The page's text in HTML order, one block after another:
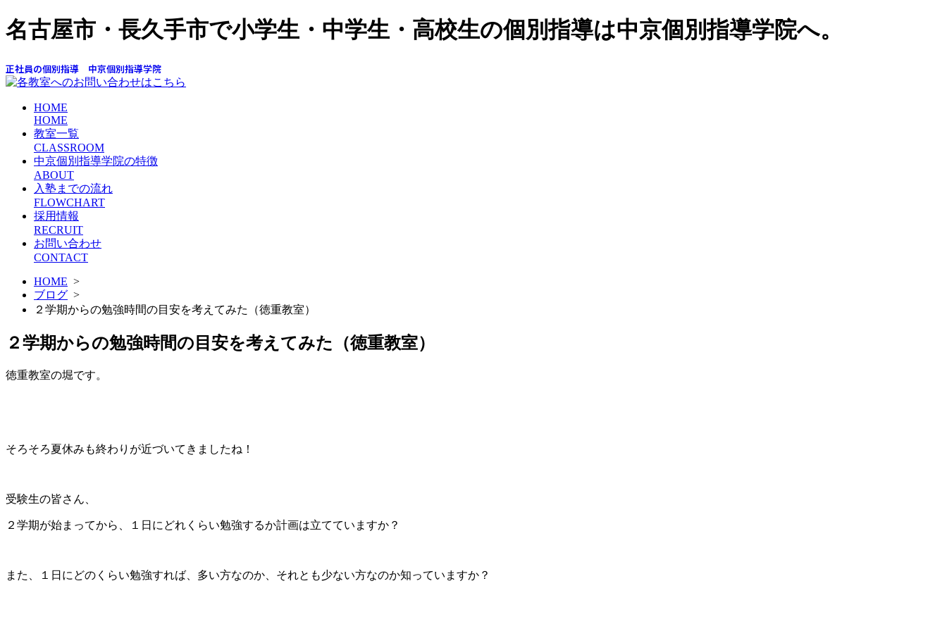
名古屋市・長久手市で小学生・中学生・高校生の個別指導は中京個別指導学院へ。
正社員の個別指導 中京個別指導学院
HOME
HOME
教室一覧
CLASSROOM
中京個別指導学院の特徴
ABOUT
入塾までの流れ
FLOWCHART
採用情報
RECRUIT
お問い合わせ
CONTACT
HOME >
ブログ >
２学期からの勉強時間の目安を考えてみた（徳重教室）
２学期からの勉強時間の目安を考えてみた（徳重教室）
徳重教室の堀です。
そろそろ夏休みも終わりが近づいてきましたね！
受験生の皆さん、
２学期が始まってから、１日にどれくらい勉強するか計画は立てていますか？
また、１日にどのくらい勉強すれば、多い方なのか、それとも少ない方なのか知っていますか？